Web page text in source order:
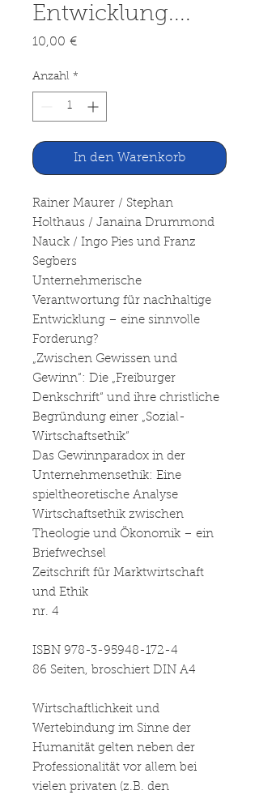
Entwicklung....
10,00 €Preis
Anzahl *
In den Warenkorb
Rainer Maurer / Stephan
Holthaus / Janaina Drummond
Nauck / Ingo Pies und Franz
Segbers
Unternehmerische
Verantwortung für nachhaltige
Entwicklung – eine sinnvolle
Forderung?
„Zwischen Gewissen und
Gewinn“: Die „Freiburger
Denkschrift“ und ihre christliche
Begründung einer „Sozial-
Wirtschaftsethik“
Das Gewinnparadox in der
Unternehmensethik: Eine
spieltheoretische Analyse
Wirtschaftsethik zwischen
Theologie und Ökonomik – ein
Briefwechsel
Zeitschrift für Marktwirtschaft
und Ethik
nr. 4
ISBN 978-3-95948-172-4
86 Seiten, broschiert DIN A4
Wirtschaftlichkeit und
Wertebindung im Sinne der
Humanität gelten neben der
Professionalität vor allem bei
vielen privaten (z.B. den